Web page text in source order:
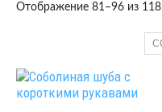
Отображение 81–96 из 118